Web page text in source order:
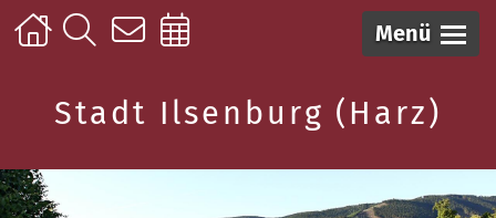
Menü
Stadt Ilsenburg (Harz)